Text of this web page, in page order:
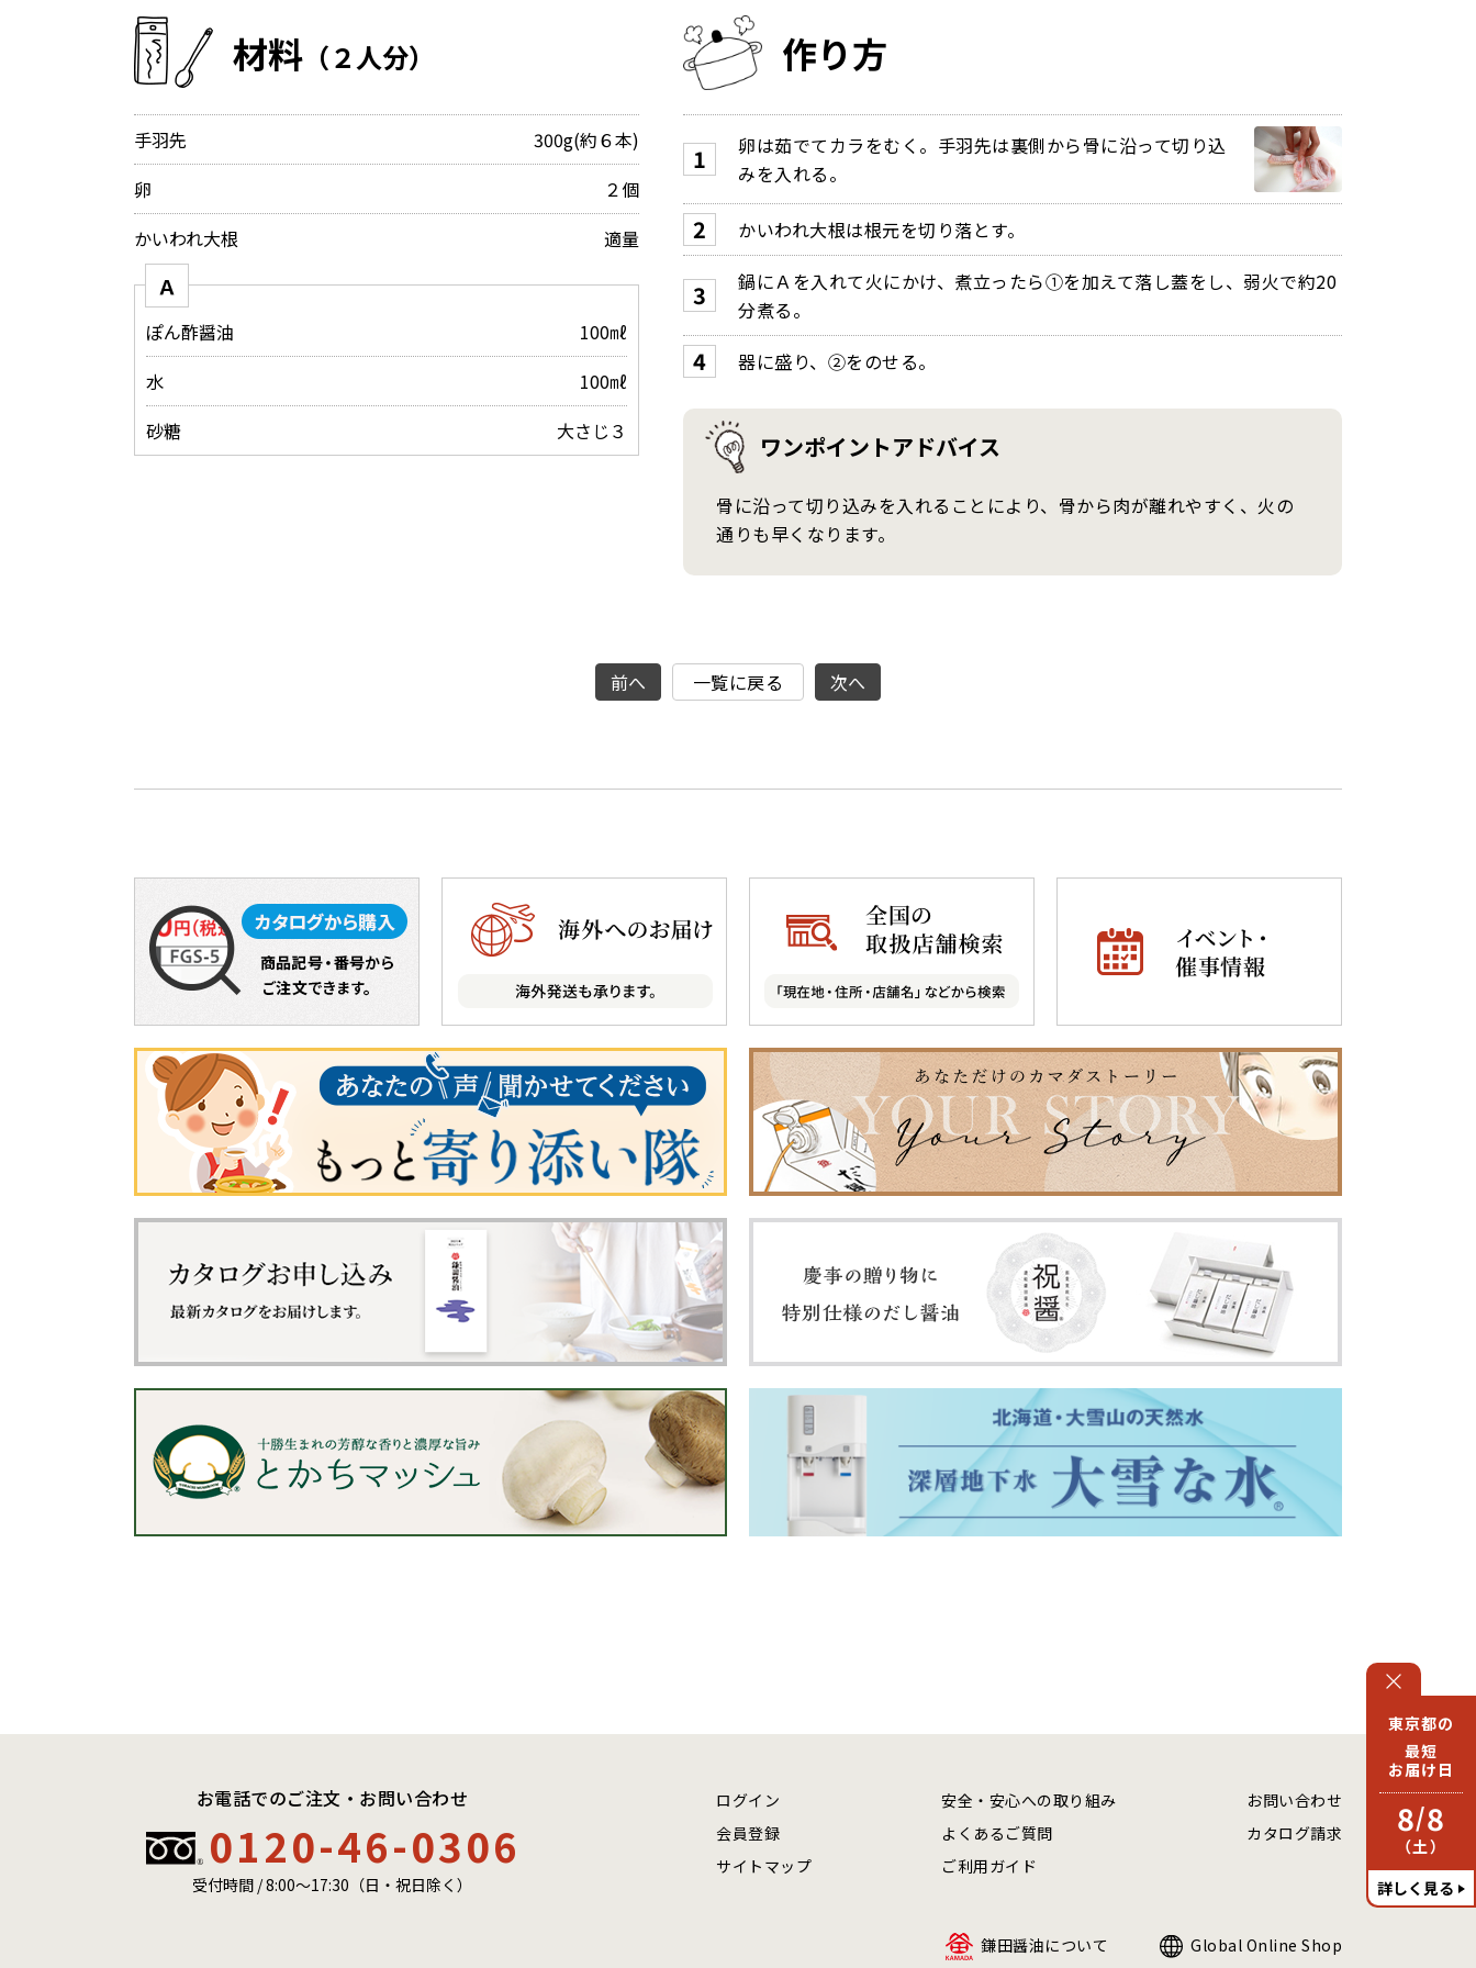
材料 （２人分）
手羽先
300g(約６本)
卵
２個
かいわれ大根
適量
Ａ
ぽん酢醤油
100㎖
水
100㎖
砂糖
大さじ３
作り方
卵は茹でてカラをむく。手羽先は裏側から骨に沿って切り込
みを入れる。
かいわれ大根は根元を切り落とす。
鍋にＡを入れて火にかけ、煮立ったら①を加えて落し蓋をし、弱火で約20
分煮る。
器に盛り、②をのせる。
ワンポイントアドバイス
骨に沿って切り込みを入れることにより、骨から肉が離れやすく、火の
通りも早くなります。
前へ 一覧に戻る 次へ
東京都の
最短
お届け日
8/8
（土）
詳しく見る
お電話でのご注文・お問い合わせ
0120-46-0306
受付時間 / 8:00〜17:30（日・祝日除く）
ログイン
会員登録
サイトマップ
安全・安心への取り組み
よくあるご質問
ご利用ガイド
お問い合わせ
カタログ請求
鎌田醤油について Global Online Shop